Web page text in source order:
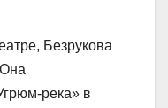
Безрукова
река» в